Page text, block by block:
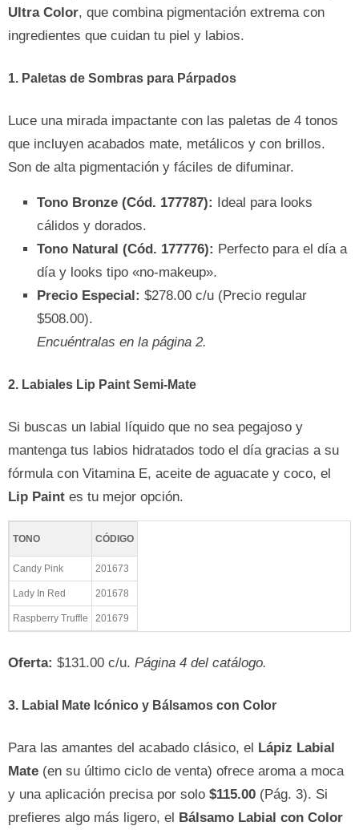
Ultra Color, que combina pigmentación extrema con
ingredientes que cuidan tu piel y labios.
1. Paletas de Sombras para Párpados
Luce una mirada impactante con las paletas de 4 tonos
que incluyen acabados mate, metálicos y con brillos.
Son de alta pigmentación y fáciles de difuminar.
Tono Bronze (Cód. 177787): Ideal para looks
cálidos y dorados.
Tono Natural (Cód. 177776): Perfecto para el día a
día y looks tipo «no-makeup».
Precio Especial: $278.00 c/u (Precio regular
$508.00).
Encuéntralas en la página 2.
2. Labiales Lip Paint Semi-Mate
Si buscas un labial líquido que no sea pegajoso y
mantenga tus labios hidratados todo el día gracias a su
fórmula con Vitamina E, aceite de aguacate y coco, el
Lip Paint es tu mejor opción.
TONO CÓDIGO
Candy Pink 201673
Lady In Red 201678
Raspberry Truffle 201679
Oferta: $131.00 c/u. Página 4 del catálogo.
3. Labial Mate Icónico y Bálsamos con Color
Para las amantes del acabado clásico, el Lápiz Labial
Mate (en su último ciclo de venta) ofrece aroma a moca
y una aplicación precisa por solo $115.00 (Pág. 3). Si
prefieres algo más ligero, el Bálsamo Labial con Color